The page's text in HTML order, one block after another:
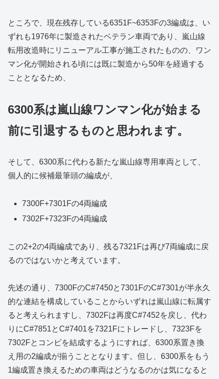
ところで、現在残存している6351F~6353Fの3編成は、い
ずれも1976年に製造されたベテラン車両であり、嵐山線
転用改造時にリニューアル工事が施工されたものの、ワン
マン化が開始される頃には既に製造から50年を経過する
こととなるため、
6300系は嵐山線ワンマン化が始まる
前に引退するものと思われます。
そして、6300系に代わる新たな嵐山線専用車両として、
個人的に候補最筆頭の編成が、
7300F+7301Fの4両編成
7302F+7323Fの4両編成
この2+2の4両編成であり、残る7321Fは再び7両編成に戻
るのではないかと考えています。
先述の通り、7300FのC#7450と7301FのC#7301が半永久
的な連結を構成していることからいずれは嵐山線に転属す
ると考えられますし、7302Fは再度C#7452を戻し、代わ
りにC#7851とC#7401を7321Fにトレードし、7323Fを
7302Fとコンビを結成するようにすれば、6300系置き換
え用の2編成が揃うこととなります。但し、6300系をもう
1編成置き換えるための車両はどうなるのかは気になると